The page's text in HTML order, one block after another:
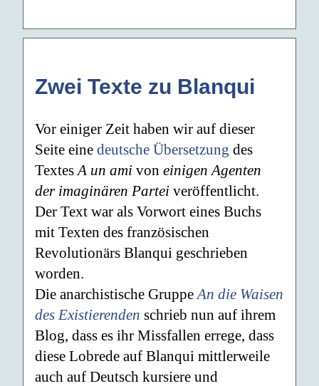
Zwei Texte zu Blanqui
Vor einiger Zeit haben wir auf dieser
Seite eine deutsche Übersetzung des
TextesA un ami von einigen Agenten
der imaginären Partei veröffentlicht.
Der Text war als Vorwort eines Buchs
mit Texten des französischen
Revolutionärs Blanqui geschrieben
worden.
Die anarchistische GruppeAn die Waisen
des Existierenden schrieb nun auf ihrem
Blog, dass es ihr Missfallen errege, dass
diese Lobrede auf Blanqui mittlerweile
auch auf Deutsch kursiere und